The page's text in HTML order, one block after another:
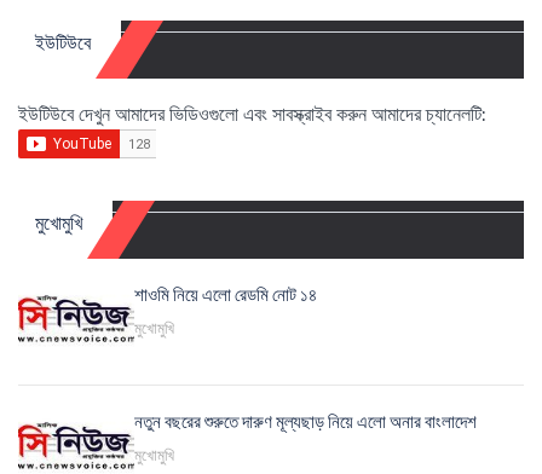
ইউটিউবে
ইউটিউবে দেখুন আমাদের ভিডিওগুলো এবং সাবস্ক্রাইব করুন আমাদের চ্যানেলটি:
মুখোমুখি
শাওমি নিয়ে এলো রেডমি নোট ১৪
মুখোমুখি
নতুন বছরের শুরুতে দারুণ মূল্যছাড় নিয়ে এলো অনার বাংলাদেশ
মুখোমুখি